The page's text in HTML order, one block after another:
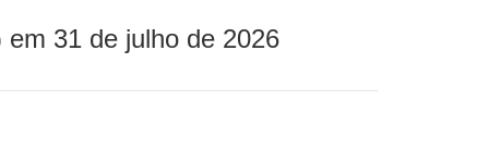
31 de julho de 2026